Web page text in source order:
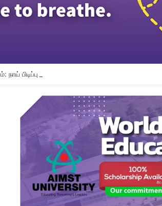
பிடிப்பு SOP-யை உடனடியாக மறுஆய்வு செய்ய SAFM